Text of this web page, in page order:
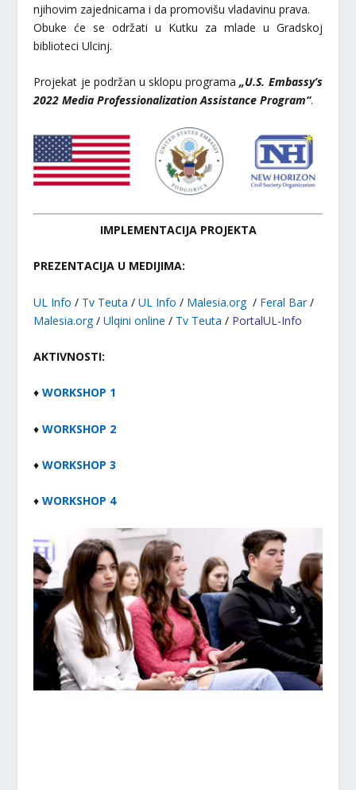
njihovim zajednicama i da promovišu vladavinu prava.
Obuke će se održati u Kutku za mlade u Gradskoj
biblioteci Ulcinj.
Projekat je podržan u sklopu programa„U.S. Embassy’s
2022 Media Professionalization Assistance Program“.
IMPLEMENTACIJA PROJEKTA
PREZENTACIJA U MEDIJIMA:
UL Info / Tv Teuta /UL Info / Malesia.org / Feral Bar/
Malesia.org/Ulqini online / Tv Teuta / PortalUL-Info
AKTIVNOSTI:
♦WORKSHOP 1
♦WORKSHOP 2
♦ WORKSHOP 3
♦WORKSHOP 4